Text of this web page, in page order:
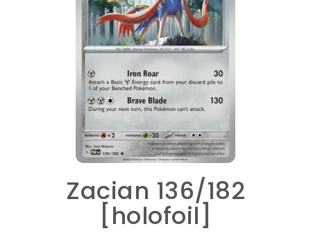
Zacian 136/182
[holofoil]